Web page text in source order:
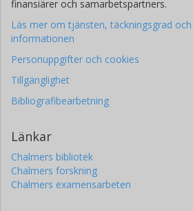
Chalmers, Mekanik och maritima
Forskning
Chalmers, Vehicle and Traffic Safety
(SAFER)
Marijke van Weperen
Nederlandse Organisatie voor toegepast-
natuurwetenschappelijk onderzoek (TNO)
finansiärer och samarbetspartners.
Läs mer om tjänsten, täckningsgrad
informationen
Personuppgifter och cookies
Tillgänglighet
Bibliografibearbetning
Länkar
Chalmers bibliotek
Chalmers forskning
Chalmers examensarbeten